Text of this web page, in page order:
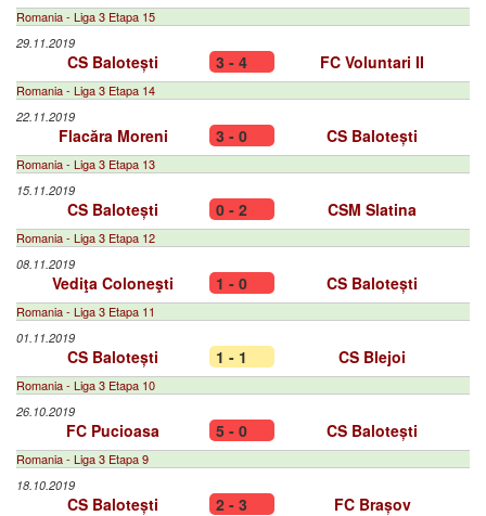
Romania - Liga 3 Etapa 15
29.11.2019
CS Balotești 3 - 4 FC Voluntari II
Romania - Liga 3 Etapa 14
22.11.2019
Flacăra Moreni 3 - 0 CS Balotești
Romania - Liga 3 Etapa 13
15.11.2019
CS Balotești 0 - 2 CSM Slatina
Romania - Liga 3 Etapa 12
08.11.2019
Vediţa Coloneşti 1 - 0 CS Balotești
Romania - Liga 3 Etapa 11
01.11.2019
CS Balotești 1 - 1 CS Blejoi
Romania - Liga 3 Etapa 10
26.10.2019
FC Pucioasa 5 - 0 CS Balotești
Romania - Liga 3 Etapa 9
18.10.2019
CS Balotești 2 - 3 FC Brașov